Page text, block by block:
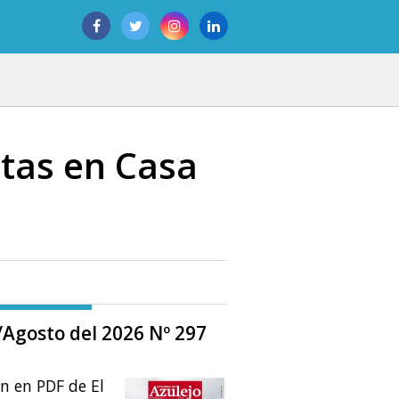
en Casa
del 2026 Nº 297
en PDF de El